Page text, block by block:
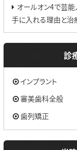
オールオン4で芸
手に入れる理由と治
診
インプラント
審美歯科全般
歯列矯正